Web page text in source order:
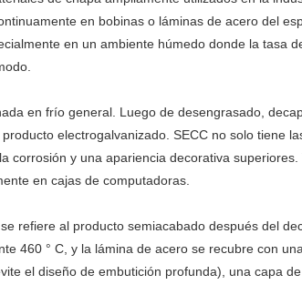
en bobinas o láminas de acero del
en un ambiente húmedo donde la tasa
en frío general. Luego de desengrasado,
electrogalvanizado. SECC no solo tiene
y una apariencia decorativa
en cajas de computadoras.
refiere al producto semiacabado después del
460 ° C, y la lámina de acero se recubre con
el diseño de embutición profunda), una capa